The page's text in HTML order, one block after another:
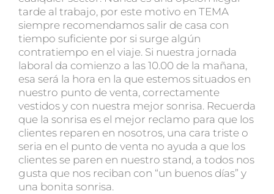
tarde al trabajo, por este motivo en TEMA
siempre recomendamos salir de casa con
tiempo suficiente por si surge algún
contratiempo en el viaje. Si nuestra jornada
laboral da comienzo a las 10.00 de la mañana,
esa será la hora en la que estemos situados en
nuestro punto de venta, correctamente
vestidos y con nuestra mejor sonrisa. Recuerda
que la sonrisa es el mejor reclamo para que los
clientes reparen en nosotros, una cara triste o
seria en el punto de venta no ayuda a que los
clientes se paren en nuestro stand, a todos nos
gusta que nos reciban con “un buenos días” y
una bonita sonrisa.